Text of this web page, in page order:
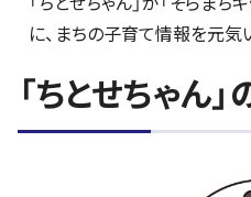
に、まちの子育て情報を元気
「ちとせちゃん